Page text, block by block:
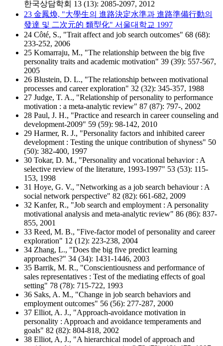
한국상담학회 13 (13): 2085-2097, 2012
23 金鳳煥, "大學生의 進路決定水準과 進路準備行動의
發達 및 二次元的 類型化" 서울대학교 1997
24 Côté, S., "Trait affect and job search outcomes" 68 (68):
233-252, 2006
25 Komarraju, M., "The relationship between the big five
personality traits and academic motivation" 39 (39): 557-567,
2005
26 Blustein, D. L., "The relationship between motivational
processes and career exploration" 32 (32): 345-357, 1988
27 Judge, T. A., "Relationship of personality to performance
motivation : a meta-analytic review" 87 (87): 797-, 2002
28 Paul, J. H., "Practice and research in career counseling and
development-2009" 59 (59): 98-142, 2010
29 Harmer, R. J., "Personality factors and inhibited career
development : Testing the unique contribution of shyness" 50
(50): 382-400, 1997
30 Tokar, D. M., "Personality and vocational behavior : A
selective review of the literature, 1993-1997" 53 (53): 115-
153, 1998
31 Hoye, G. V., "Networking as a job search behaviour : A
social network perspective" 82 (82): 661-682, 2009
32 Kanfer, R., "Job search and employment : A personality
motivational analysis and meta-analytic review" 86 (86): 837-
855, 2001
33 Reed, M. B., "Five-factor model of personality and career
exploration" 12 (12): 223-238, 2004
34 Zhang, L., "Does the big five predict learning
approaches?" 34 (34): 1431-1446, 2003
35 Barrik, M. R., "Conscientiousness and performance of
sales representatives : Test of the mediating effects of goal
setting" 78 (78): 715-722, 1993
36 Saks, A. M., "Change in job search behaviors and
employment outcomes" 56 (56): 277-287, 2000
37 Elliot, A. J., "Approach-avoidance motivation in
personality : Approach and avoidance temperaments and
goals" 82 (82): 804-818, 2002
38 Elliot, A, J., "A hierarchical model of approach and